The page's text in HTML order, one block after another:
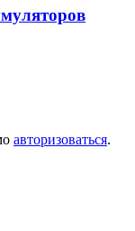
авторизоваться.